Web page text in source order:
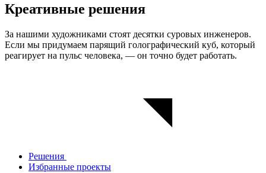
Креативные решения
За нашими художниками стоят десятки суровых инженеров.
Если мы придумаем парящий голографический куб, который
реагирует на пульс человека, — он точно будет работать.
Решения
Избранные проекты